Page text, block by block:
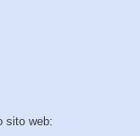
sito web: